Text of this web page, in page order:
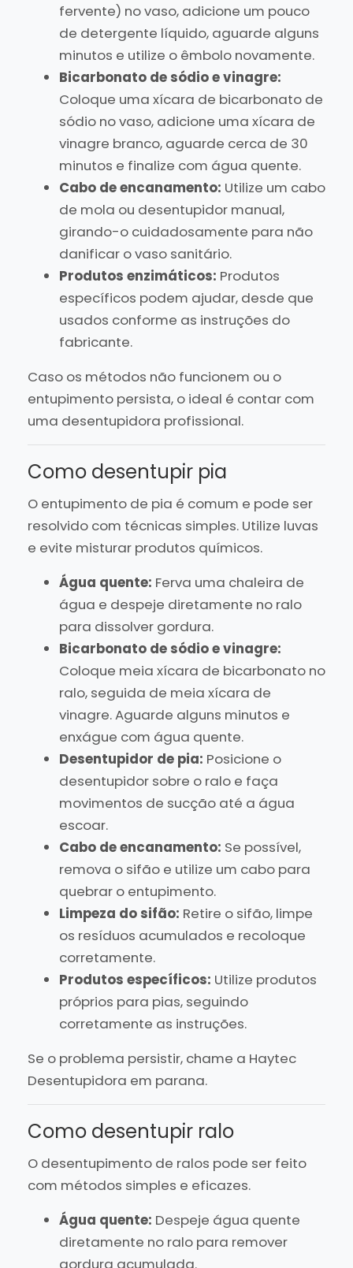
fervente) no vaso, adicione um pouco
de detergente líquido, aguarde alguns
minutos e utilize o êmbolo novamente.
Bicarbonato de sódio e vinagre:
Coloque uma xícara de bicarbonato de
sódio no vaso, adicione uma xícara de
vinagre branco, aguarde cerca de 30
minutos e finalize com água quente.
Cabo de encanamento: Utilize um cabo
de mola ou desentupidor manual,
girando-o cuidadosamente para não
danificar o vaso sanitário.
Produtos enzimáticos: Produtos
específicos podem ajudar, desde que
usados conforme as instruções do
fabricante.
Caso os métodos não funcionem ou o
entupimento persista, o ideal é contar com
uma desentupidora profissional.
Como desentupir pia
O entupimento de pia é comum e pode ser
resolvido com técnicas simples. Utilize luvas
e evite misturar produtos químicos.
Água quente: Ferva uma chaleira de
água e despeje diretamente no ralo
para dissolver gordura.
Bicarbonato de sódio e vinagre:
Coloque meia xícara de bicarbonato no
ralo, seguida de meia xícara de
vinagre. Aguarde alguns minutos e
enxágue com água quente.
Desentupidor de pia: Posicione o
desentupidor sobre o ralo e faça
movimentos de sucção até a água
escoar.
Cabo de encanamento: Se possível,
remova o sifão e utilize um cabo para
quebrar o entupimento.
Limpeza do sifão: Retire o sifão, limpe
os resíduos acumulados e recoloque
corretamente.
Produtos específicos: Utilize produtos
próprios para pias, seguindo
corretamente as instruções.
Se o problema persistir, chame a Haytec
Desentupidora em parana.
Como desentupir ralo
O desentupimento de ralos pode ser feito
com métodos simples e eficazes.
Água quente: Despeje água quente
diretamente no ralo para remover